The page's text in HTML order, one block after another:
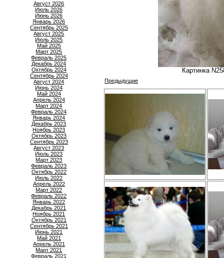
Август 2026
Июль 2026
Июнь 2026
Январь 2026
Сентябрь 2025
Август 2025
Июль 2025
Май 2025
Март 2025
Февраль 2025
Декабрь 2024
Октябрь 2024
Сентябрь 2024
Август 2024
Июнь 2024
Май 2024
Апрель 2024
Март 2024
Февраль 2024
Январь 2024
Декабрь 2023
Ноябрь 2023
Октябрь 2023
Сентябрь 2023
Август 2023
Июль 2023
Март 2023
Февраль 2023
Октябрь 2022
Июль 2022
Апрель 2022
Март 2022
Февраль 2022
Январь 2022
Декабрь 2021
Ноябрь 2021
Октябрь 2021
Сентябрь 2021
Июнь 2021
Май 2021
Апрель 2021
Март 2021
Февраль 2021
Картинка
Предыдущие